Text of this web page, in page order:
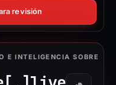
revisión
E INTELIGENCIA SOBRE